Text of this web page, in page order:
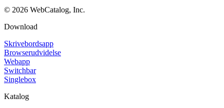
© 2026 WebCatalog, Inc.
Download
Skrivebordsapp
Browserudvidelse
Webapp
Switchbar
Singlebox
Katalog